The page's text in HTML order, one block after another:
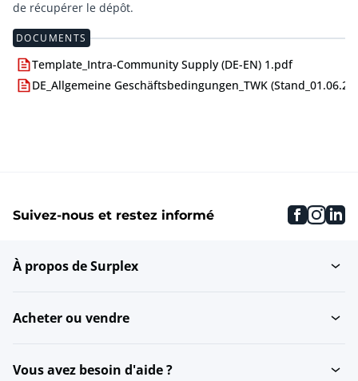
DOCUMENTS
Template_Intra-Community Supply (DE-EN) 1.pdf
DE_Allgemeine Geschäftsbedingungen_TWK
Suivez-nous et restez informé
À propos de Surplex
Acheter ou vendre
Vous avez besoin d'aide ?